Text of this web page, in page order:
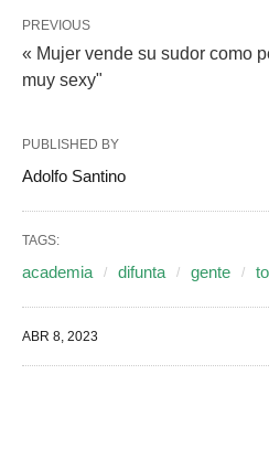
PREVIOUS
« Mujer vende su sudor como
muy sexy"
PUBLISHED BY
Adolfo Santino
TAGS:
academia difunta gente
ABR 8, 2023